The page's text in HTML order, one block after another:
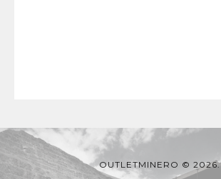
OUTLETMINERO © 2026.